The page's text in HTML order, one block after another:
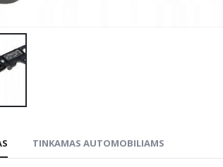
TINKAMAS AUTOMOBILIAMS